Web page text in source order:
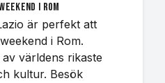
i Rom
är perfekt att
i Rom.
världens rikaste
kultur. Besök